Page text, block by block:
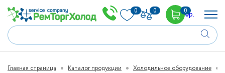
0 0 00р.
Главная страница Каталог продукции Холодильное оборудование